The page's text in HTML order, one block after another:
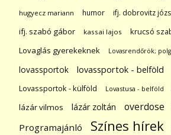
hugyecz mariann humor ifj. dobrovitz
ifj. szabó gábor kassai lajos krucsó
Lovaglás gyerekeknek Lovasrendőrök;
lovassportok lovassportok - belföld
Lovassportok - külföld Lovastusa - belföld
lázár vilmos lázár zoltán overdose
Programajánló Színes hírek